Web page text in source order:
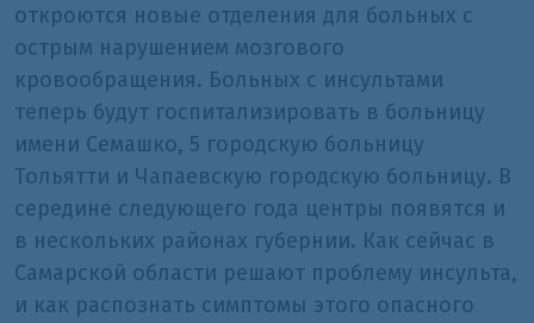
откроются новые отделения для больных с
острым нарушением мозгового
кровообращения. Больных с инсультами
теперь будут госпитализировать в больницу
имени Семашко, 5 городскую больницу
Тольятти и Чапаевскую городскую больницу. В
середине следующего года центры появятся и
в нескольких районах губернии. Как сейчас в
Самарской области решают проблему инсульта,
и как распознать симптомы этого опасного